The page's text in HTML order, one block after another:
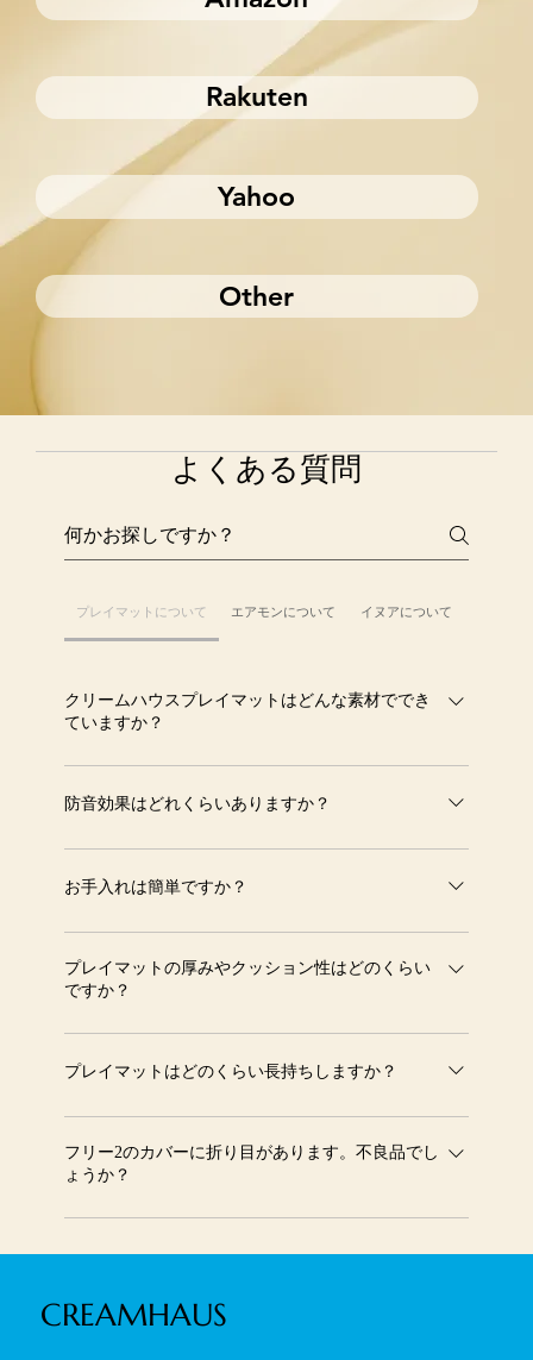
Rakuten
Yahoo
Other
よくある質問
プレイマットについて エアモンについて イヌアについて
クリームハウスプレイマットはどんな素材ででき
ていますか？
プレイマットは環境に優しい素材を使用しており、子供に
も安心な無毒・無臭の素材を採用しています。
防音効果はどれくらいありますか？
クリームハウスのプレイマットは特殊な高密度フォームを
使用しており、足音や物音をしっかり吸収。マンションや
お手入れは簡単ですか？
とても簡単です。防水加工されているので、飲み物をこぼ
してもすぐに拭き取るだけでOKです。表面は汚れが染み
込みにくく、日常のお手入れが楽です。
プレイマットの厚みやクッション性はどのくらい
ですか？
各ラインナップにより異なりますが、一般的に4cmの厚さ
があり、適度な弾力と衝撃吸収性を備えています。お子さ
るため弾力と衝撃吸収性はほぼ変わりません。
プレイマットはどのくらい長持ちしますか？
高品質な素材と耐久性のある構造で、長期間快適にご使用
いただけます。形が崩れにくく、子どもが成長しても安心
して使い続けられる点が特徴です。
フリー2のカバーに折り目があります。不良品でし
ょうか？
ご安心ください。製品の不具合ではございません。 フリ
ー2のカバーは、コンパクトに折りたたんだ状態で梱包・
折り目やしわが見られる場合がございます。 これらの折
CREAMHAUS